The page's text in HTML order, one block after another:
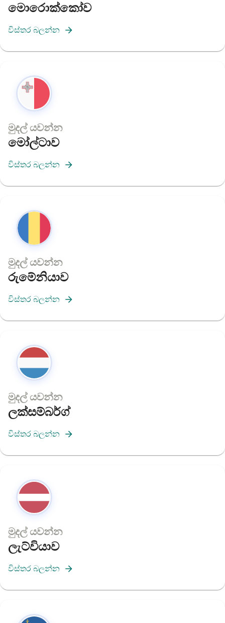
මොරොක්කෝව
විස්තර බලන්න
මුදල් යවන්න
මෝල්ටාව
විස්තර බලන්න
මුදල් යවන්න
රුමේනියාව
විස්තර බලන්න
මුදල් යවන්න
ලක්සම්බර්ග්
විස්තර බලන්න
මුදල් යවන්න
ලැට්වියාව
විස්තර බලන්න